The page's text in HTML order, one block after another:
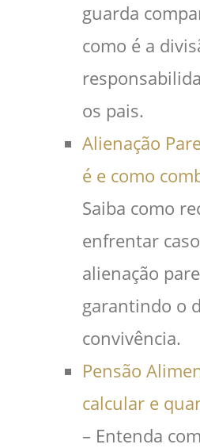
guarda
como é a
os pais.
Alienação
é e como
Saiba como
enfrentar
alienação
garantindo o
convivência.
Pensão
calcular e
– Entenda